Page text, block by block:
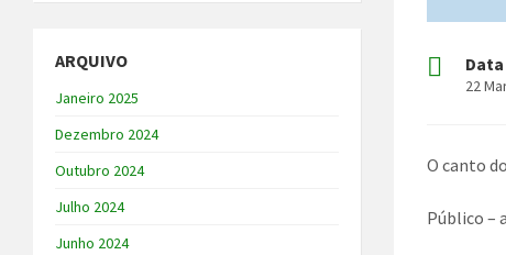
Data
22
O canto
Público –
ARQUIVO
Janeiro 2025
Dezembro 2024
Outubro 2024
Julho 2024
Junho 2024